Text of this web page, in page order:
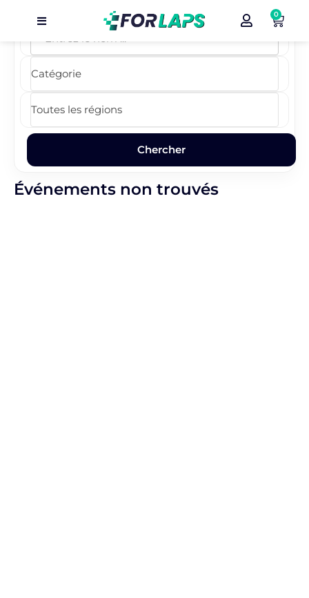
Carte
Événements
Localisation
0
Événements non trouvés